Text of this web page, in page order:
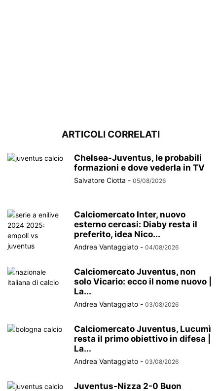
ARTICOLI CORRELATI
Chelsea-Juventus, le probabili
formazioni e dove vederla in TV
Salvatore Ciotta - 05/08/2026
Calciomercato Inter, nuovo
esterno cercasi: Diaby resta il
preferito, idea Nico...
Andrea Vantaggiato - 04/08/2026
Calciomercato Juventus, non
solo Vicario: ecco il nome nuovo |
La...
Andrea Vantaggiato - 03/08/2026
Calciomercato Juventus, Lucumì
resta il primo obiettivo in difesa |
La...
Andrea Vantaggiato - 03/08/2026
Juventus-Nizza 2-0 Buon